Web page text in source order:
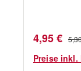
4,95 €
Preise inkl.